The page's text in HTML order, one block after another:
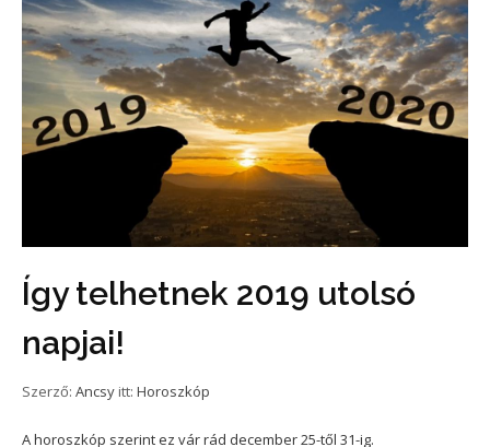
Így telhetnek 2019 utolsó
napjai!
Szerző: Ancsy itt: Horoszkóp
A horoszkóp szerint ez vár rád december 25-től 31-ig.